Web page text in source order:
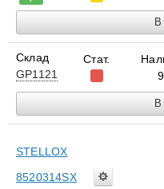
Склад
GP1121
Стат.
STELLOX
8520314SX